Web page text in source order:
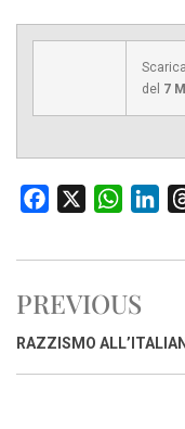
del 7
c
b
o
W
a
s
A
n
d
PREVIOUS
RAZZISMO